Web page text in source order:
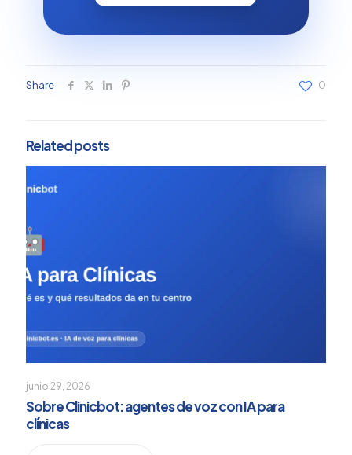
Share 0
Related posts
junio 29, 2026
Sobre Clinicbot: agentes de voz con IA para
clínicas